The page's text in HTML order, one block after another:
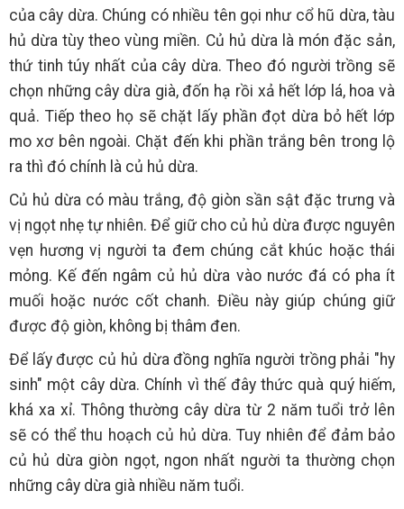
của cây dừa. Chúng có nhiều tên gọi như cổ hũ dừa, tàu
hủ dừa tùy theo vùng miền. Củ hủ dừa là món đặc sản,
thứ tinh túy nhất của cây dừa. Theo đó người trồng sẽ
chọn những cây dừa già, đốn hạ rồi xả hết lớp lá, hoa và
quả. Tiếp theo họ sẽ chặt lấy phần đọt dừa bỏ hết lớp
mo xơ bên ngoài. Chặt đến khi phần trắng bên trong lộ
ra thì đó chính là củ hủ dừa.
Củ hủ dừa có màu trắng, độ giòn sần sật đặc trưng và
vị ngọt nhẹ tự nhiên. Để giữ cho củ hủ dừa được nguyên
vẹn hương vị người ta đem chúng cắt khúc hoặc thái
mỏng. Kế đến ngâm củ hủ dừa vào nước đá có pha ít
muối hoặc nước cốt chanh. Điều này giúp chúng giữ
được độ giòn, không bị thâm đen.
Để lấy được củ hủ dừa đồng nghĩa người trồng phải "hy
sinh" một cây dừa. Chính vì thế đây thức quà quý hiếm,
khá xa xỉ. Thông thường cây dừa từ 2 năm tuổi trở lên
sẽ có thể thu hoạch củ hủ dừa. Tuy nhiên để đảm bảo
củ hủ dừa giòn ngọt, ngon nhất người ta thường chọn
những cây dừa già nhiều năm tuổi.